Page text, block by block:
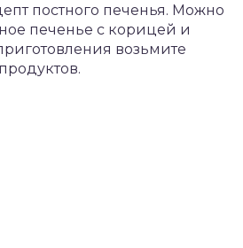
постного печенья. Можно
печенье с корицей и
возьмите